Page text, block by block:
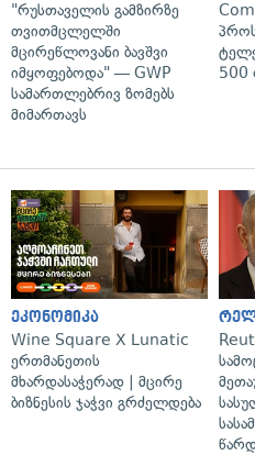
"რუსთაველის გამზირზე
თვითმცლელში
მცირეწლოვანი ბავშვი
იმყოფებოდა" — GWP
სამართლებრივ ზომებს
მიმართავს
500
ეკონომიკა
Wine Square X Lunatic
ერთმანეთის
მხარდასაჭერად | მცირე
ბიზნესის ჯაჭვი გრძელდება